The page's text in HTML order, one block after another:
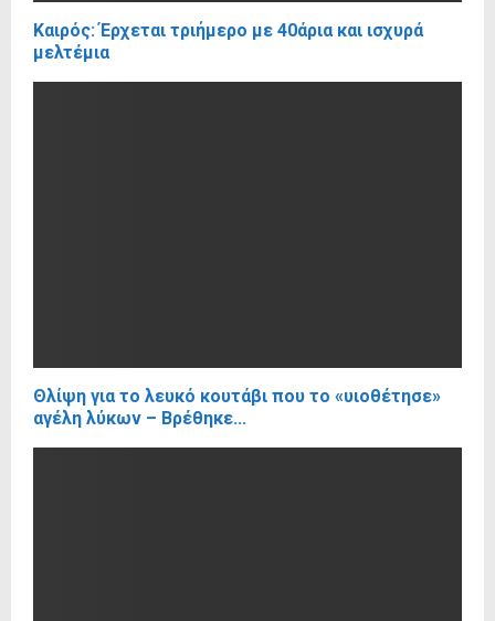
Καιρός: Έρχεται τριήμερο με 40άρια και ισχυρά
μελτέμια
Θλίψη για το λευκό κουτάβι που το «υιοθέτησε»
αγέλη λύκων – Βρέθηκε...